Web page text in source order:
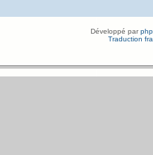
Développé par
Traduction